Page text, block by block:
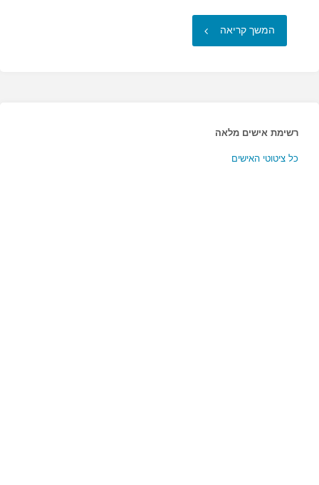
המשך קריאה "לך
רשימת אישים מלאה
כל ציטוטי האישים